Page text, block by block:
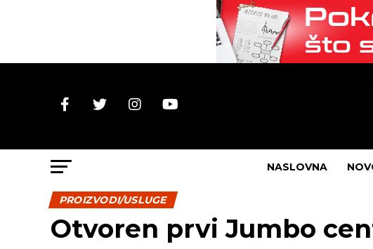
NASLOVNA
PROIZVODI/USLUGE
Otvoren prvi Jumbo